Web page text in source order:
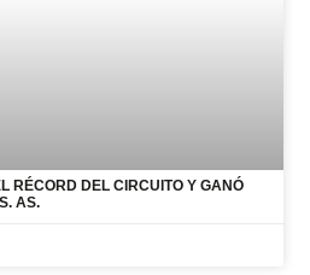
RÉCORD DEL CIRCUITO Y GANÓ
AS.